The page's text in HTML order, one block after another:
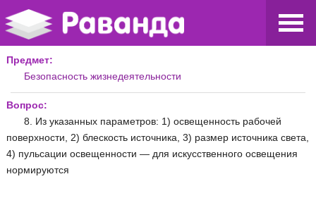
Предмет:
Безопасность жизнедеятельности
Вопрос:
8. Из указанных параметров: 1) освещенность рабочей
поверхности, 2) блескость источника, 3) размер источника света,
4) пульсации освещенности — для искусственного освещения
нормируются